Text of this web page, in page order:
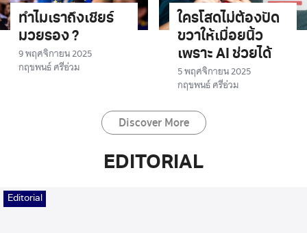
ทำไมเราถึงเชียร์
มวยรอง ?
9 พฤศจิกายน 2025
กฤชพนธ์ ศรีอ่วม
ใครโสดไม่ต้องปัด
ขวาให้เมื่อยนิ้ว
เพราะ AI ช่วยได้
5 พฤศจิกายน 2025
กฤชพนธ์ ศรีอ่วม
Discover More
EDITORIAL
Editorial